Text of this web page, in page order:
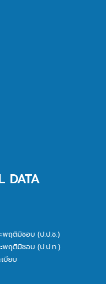
DATA
พฤติมิชอบ (ป.ป.ช.)
ะพฤติมิชอบ (ป.ป.ท.)
บียบ